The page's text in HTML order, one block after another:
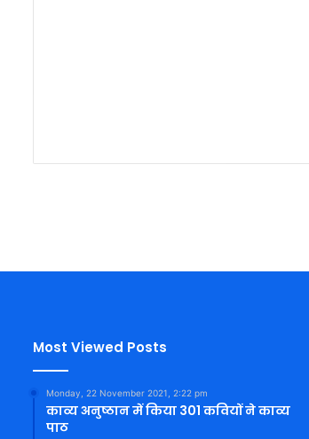
Most Viewed Posts
Monday, 22 November 2021, 2:22 pm
काव्य अनुष्ठान में किया 301 कवियों ने काव्य
पाठ